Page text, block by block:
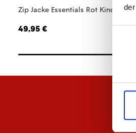
Zip Jacke Essentials Rot Kinder
49,95 €